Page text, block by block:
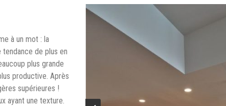
à un mot : la
de plus en
plus grande
productive. Après
supérieures !
ayant une texture.